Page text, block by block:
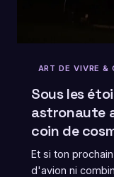
ART DE VIVRE &
Sous les
astronaute
coin de
Et si ton
d'avion ni